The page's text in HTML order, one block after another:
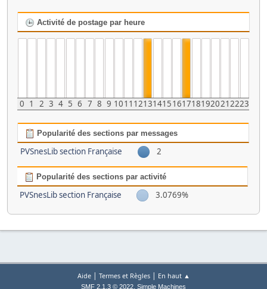
Activité de postage par heure
0 1 2 3 4 5 6 7 8 9 1011 121314151617181920212223
Popularité des sections par messages
PVSnesLib section Française 2
Popularité des sections par activité
PVSnesLib section Française 3.0769%
Aide| Termes et Règles| En haut ▲
SMF 2.1.3 © 2022, Simple Machines